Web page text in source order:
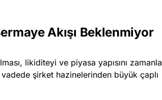
Akışı Beklenmiyor
likiditeyi ve piyasa yapısını zamanla
şirket hazinelerinden büyük çaplı